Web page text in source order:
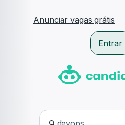
Anunciar vagas grátis
Entrar